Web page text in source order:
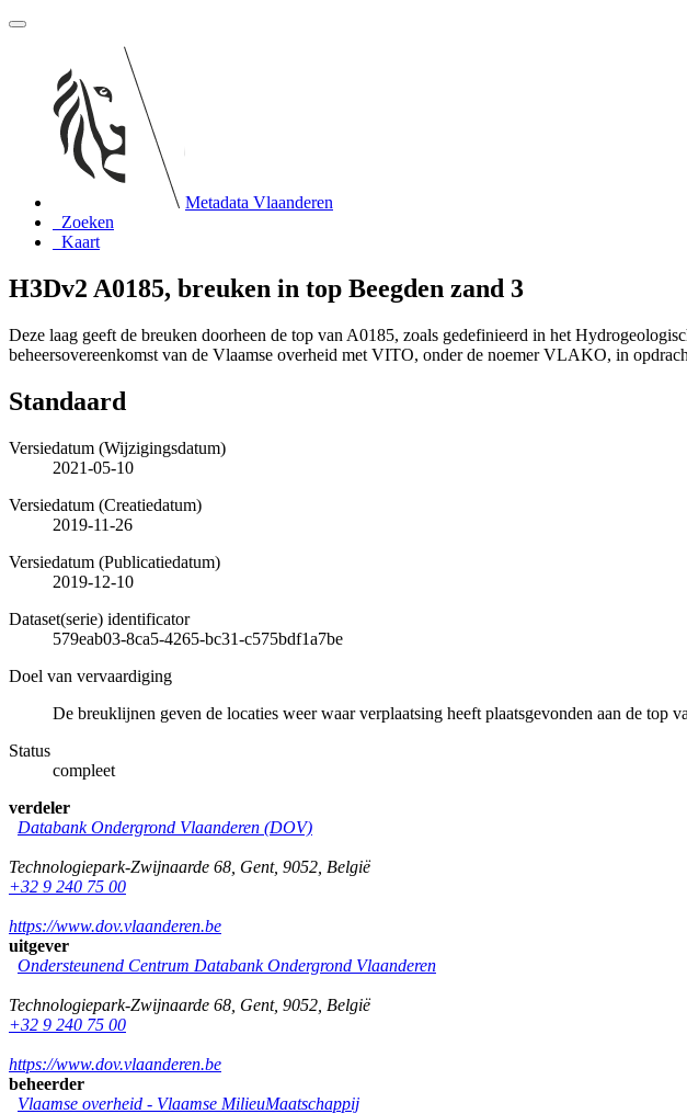
Metadata Vlaanderen
Zoeken
Kaart
H3Dv2 A0185, breuken in top Beegden zand 3
Deze laag geeft de breuken doorheen de top van A0185, zoals gedefinieerd in het
beheersovereenkomst van de Vlaamse overheid met VITO, onder de noemer VLAKO, in
Standaard
Versiedatum (Wijzigingsdatum)
2021-05-10
Versiedatum (Creatiedatum)
2019-11-26
Versiedatum (Publicatiedatum)
2019-12-10
Dataset(serie) identificator
579eab03-8ca5-4265-bc31-c575bdf1a7be
Doel van vervaardiging
De breuklijnen geven de locaties weer waar verplaatsing heeft plaatsgevonden aan de top
Status
compleet
verdeler
Databank Ondergrond Vlaanderen (DOV)
Technologiepark-Zwijnaarde 68 Gent, 9052 België
+32 9 240 75 00
https://www.dov.vlaanderen.be
uitgever
Ondersteunend Centrum Databank Ondergrond Vlaanderen
Technologiepark-Zwijnaarde 68 Gent, 9052 België
+32 9 240 75 00
https://www.dov.vlaanderen.be
beheerder
Vlaamse overheid - Vlaamse MilieuMaatschappij